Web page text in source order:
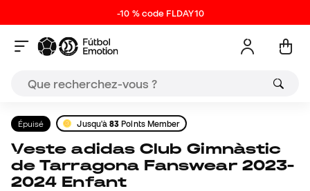
-10 % code FLDAY10
Épuisé Jusqu'à83 Points Member
Veste adidas Club Gimnàstic
de Tarragona Fanswear 2023-
2024 Enfant